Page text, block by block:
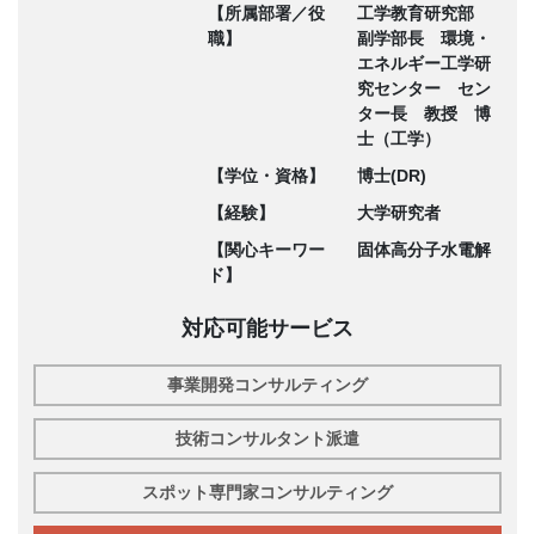
【所属部署／役
職】
工学教育研究部
副学部長 環境・
エネルギー工学研
究センター セン
ター長 教授 博
士（工学）
【学位・資格】
博士(DR)
【経験】
大学研究者
【関心キーワー
ド】
固体高分子水電解
対応可能サービス
事業開発コンサルティング
技術コンサルタント派遣
スポット専門家コンサルティング